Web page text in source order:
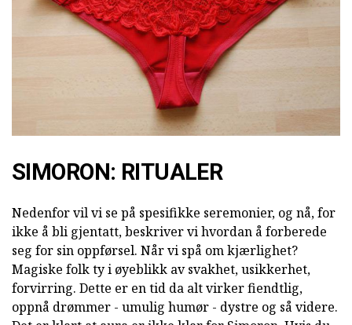
SIMORON: RITUALER
Nedenfor vil vi se på spesifikke seremonier, og nå, for
ikke å bli gjentatt, beskriver vi hvordan å forberede
seg for sin oppførsel. Når vi spå om kjærlighet?
Magiske folk ty i øyeblikk av svakhet, usikkerhet,
forvirring. Dette er en tid da alt virker fiendtlig,
oppnå drømmer - umulig humør - dystre og så videre.